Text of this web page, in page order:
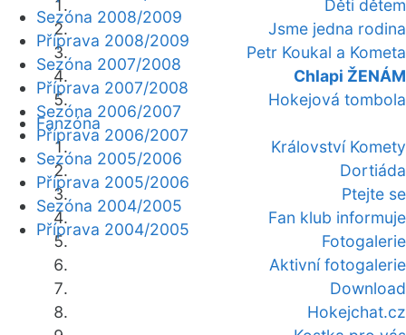
Děti dětem
Jsme jedna rodina
Petr Koukal a Kometa
Chlapi ŽENÁM
Hokejová tombola
Fanzóna
Království Komety
Dortiáda
Ptejte se
Fan klub informuje
Fotogalerie
Aktivní fotogalerie
Download
Hokejchat.cz
Sezóna 2008/2009
Příprava 2008/2009
Sezóna 2007/2008
Příprava 2007/2008
Sezóna 2006/2007
Příprava 2006/2007
Sezóna 2005/2006
Příprava 2005/2006
Sezóna 2004/2005
Příprava 2004/2005